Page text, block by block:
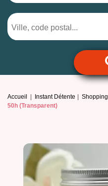
Accueil Instant Détente Shopping
50h (Transparent)